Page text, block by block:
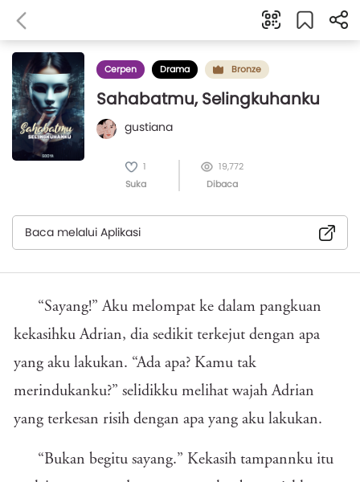
Cerpen Drama Bronze
Sahabatmu, Selingkuhanku
gustiana
1
Suka
19,772
Dibaca
Baca melalui Aplikasi
“Sayang!” Aku melompat ke dalam pangkuan
kekasihku Adrian, dia sedikit terkejut dengan apa
yang aku lakukan. “Ada apa? Kamu tak
merindukanku?” selidikku melihat wajah Adrian
yang terkesan risih dengan apa yang aku lakukan.
“Bukan begitu sayang.” Kekasih tampannku itu